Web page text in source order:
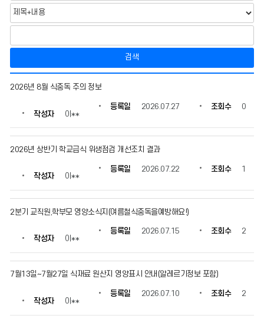
검색
시
게
시
물
목,
작
일,
정
2026년 8월 식중독 주의 정보
작성자 이**
등록일 2026.07.27 조회수 0
2026년 상반기 학교급식 위생점검 개선조치 결과
작성자 이**
등록일 2026.07.22 조회수 1
2분기 교직원,학부모 영양소식지(여름철식중독을예방해요!)
작성자 이**
등록일 2026.07.15 조회수 2
7월13일~7월27일 식재료 원산지 영양표시 안내(알레르기정보 포함)
작성자 이**
등록일 2026.07.10 조회수 2